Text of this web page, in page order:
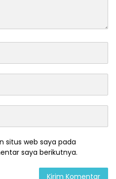
situs web saya pada
saya berikutnya.